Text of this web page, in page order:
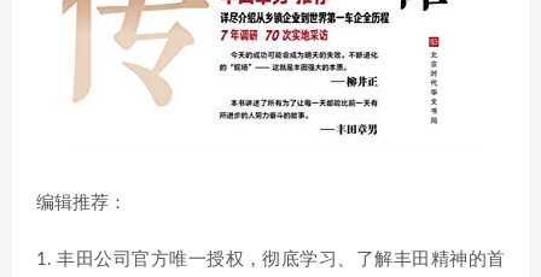
编辑推荐：
1. 丰田公司官方唯一授权，彻底学习、了解丰田精神的首